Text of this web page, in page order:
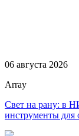
06 августа 2026
Array
Свет на рану: в
инструменты для